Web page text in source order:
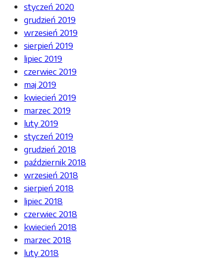
styczeń 2020
grudzień 2019
wrzesień 2019
sierpień 2019
lipiec 2019
czerwiec 2019
maj 2019
kwiecień 2019
marzec 2019
luty 2019
styczeń 2019
grudzień 2018
październik 2018
wrzesień 2018
sierpień 2018
lipiec 2018
czerwiec 2018
kwiecień 2018
marzec 2018
luty 2018